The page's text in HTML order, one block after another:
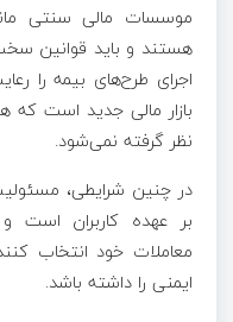
موسسات مالی سنتی
هستند و باید قوانین
اجرای طرح‌های بیمه‌ را
بازار مالی جدید است که
نظر گرفته نمی‌شود.
در چنین شرایطی،
بر عهده کاربران است و
معاملات خود انتخاب
ایمنی را داشته باشد.